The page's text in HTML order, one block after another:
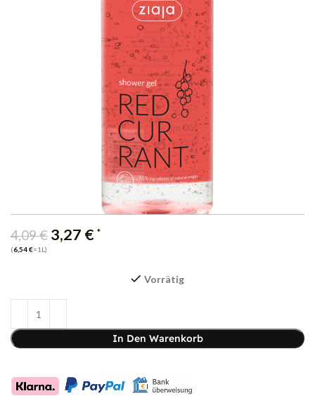
4,09€ 3,27 € *
(6,54€=1L)
Vorrätig
In Den Warenkorb